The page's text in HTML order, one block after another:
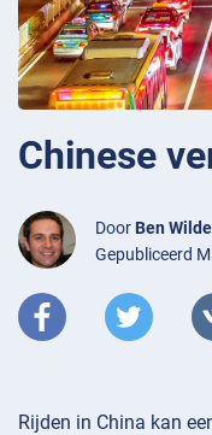
Chinese
Door Ben
Gepubliceerd
Rijden in China kan